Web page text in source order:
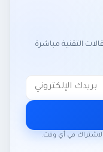
التقنية مباشرة
في أي وقت.